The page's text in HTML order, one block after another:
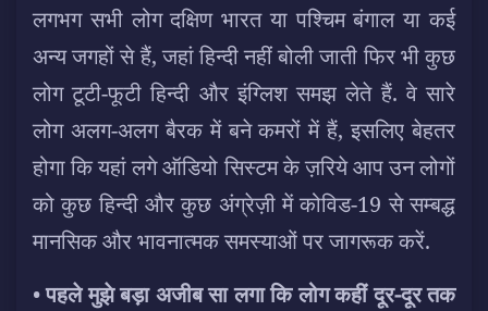
लगभग सभी लोग दक्षिण भारत या पश्चिम बंगाल या कई
अन्य जगहों से हैं, जहां हिन्दी नहीं बोली जाती फिर भी कुछ
लोग टूटी-फूटी हिन्दी और इंग्लिश समझ लेते हैं. वे सारे
लोग अलग-अलग बैरक में बने कमरों में हैं, इसलिए बेहतर
होगा कि यहां लगे ऑडियो सिस्टम के ज़रिये आप उन लोगों
को कुछ हिन्दी और कुछ अंग्रेज़ी में कोविड-19 से सम्बद्ध
मानसिक और भावनात्मक समस्याओं पर जागरूक करें.
•पहले मुझे बड़ा अजीब सा लगा कि लोग कहीं दूर-दूर तक